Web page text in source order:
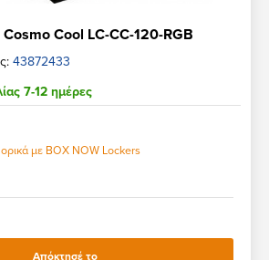
Cool LC-CC-120-RGB
43872433
7-12 ημέρες
με BOX NOW Lockers
Απόκτησέ το